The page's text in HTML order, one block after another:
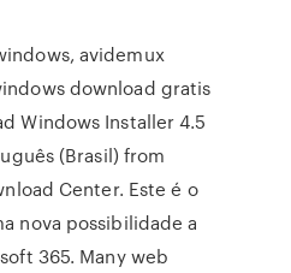
avidemux
download gratis
Windows Installer 4.5
(Brasil) from
Center. Este é o
nova possibilidade a
365. Many web